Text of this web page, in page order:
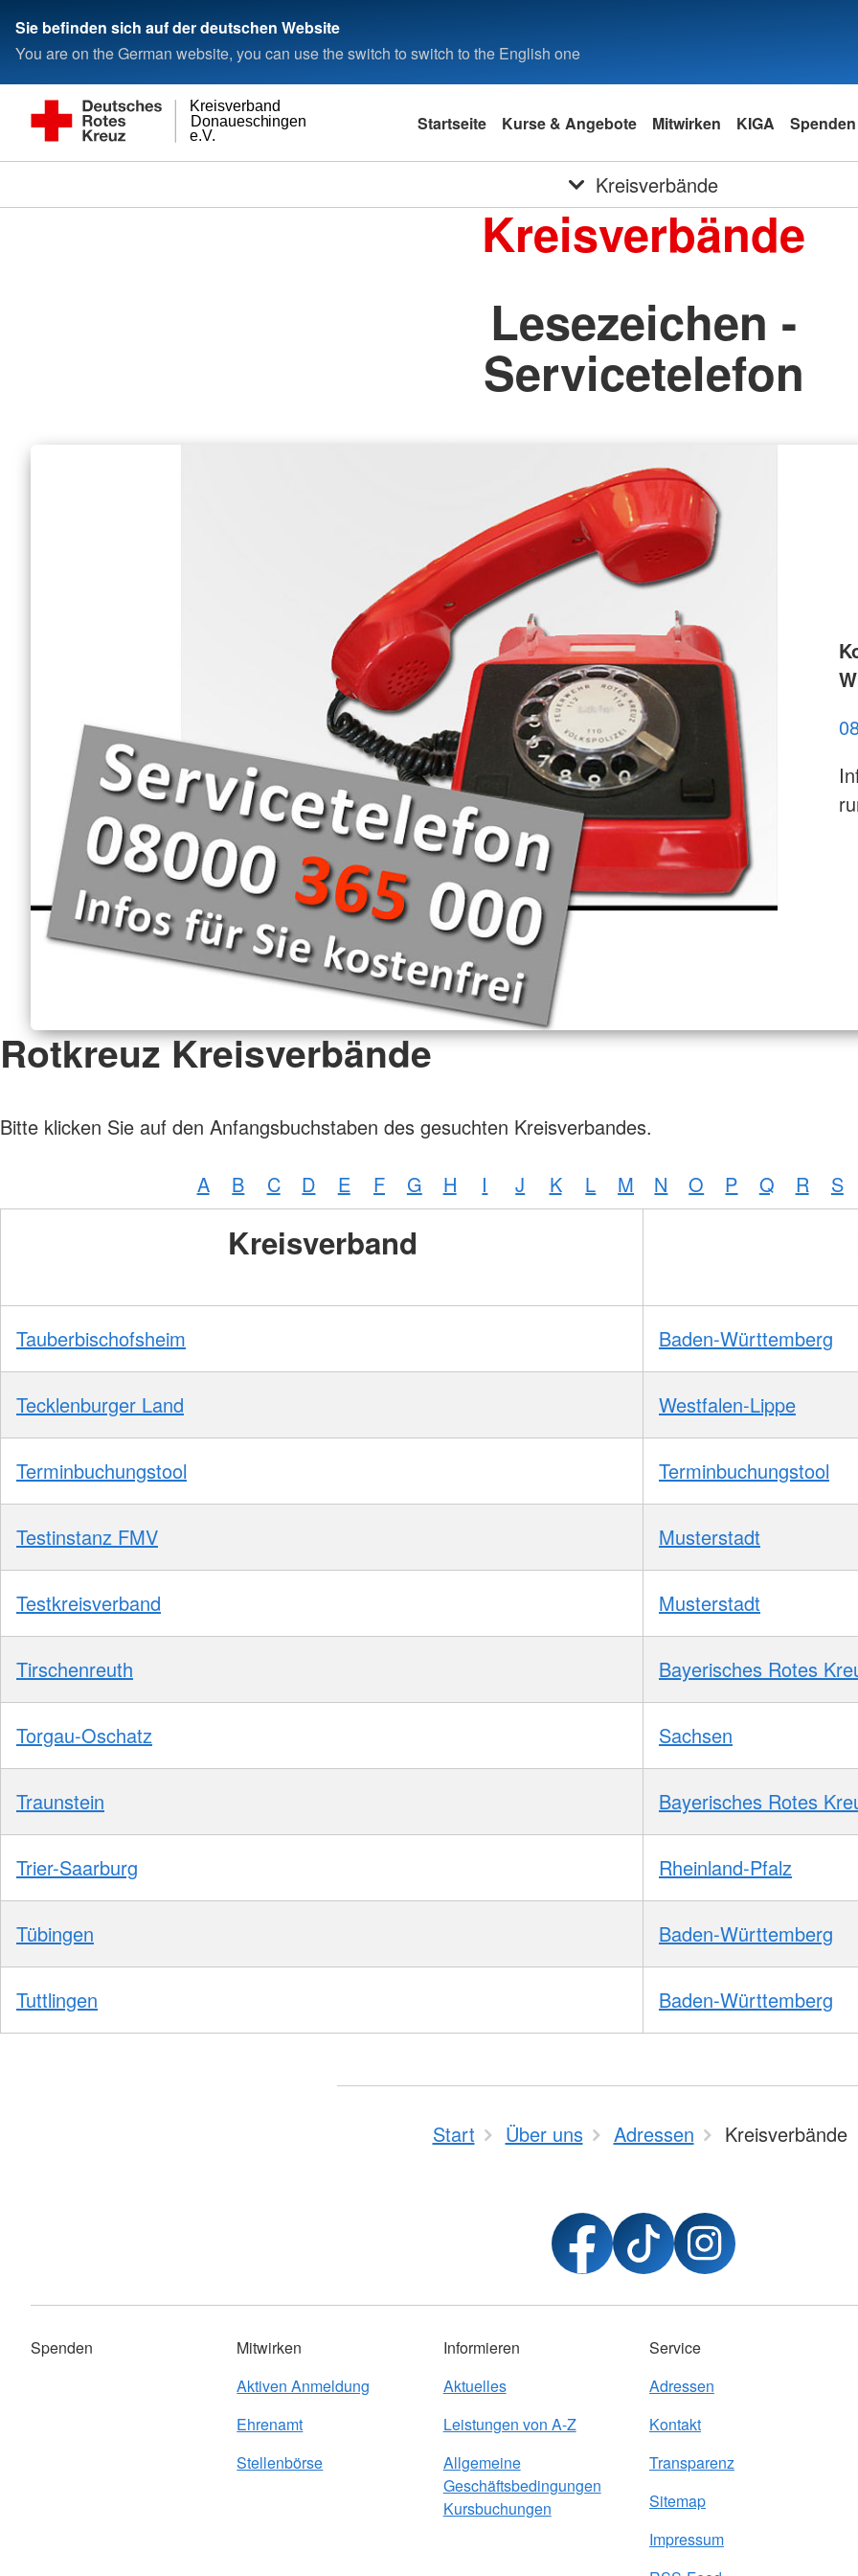
Sie befinden sich auf der deutschen Website
You are on the German website, you can use the switch to switch to the English one
e.V.
Donaueschingen
Kreisverband
Startseite Kurse & Angebote Mitwirken KIGA Spenden
Kreisverbände
Kreisverbände
Lesezeichen -
Servicetelefon
Rotkreuz Kreisverbände
Bitte klicken Sie auf den Anfangsbuchstaben des gesuchten Kreisverbandes.
A B C D E F G H I J K L M N O P Q R S
Kreisverband
Tauberbischofsheim Baden-Württemberg
Tecklenburger Land Westfalen-Lippe
Terminbuchungstool Terminbuchungstool
Testinstanz FMV Musterstadt
Testkreisverband Musterstadt
Tirschenreuth Bayerisches Rotes
Torgau-Oschatz Sachsen
Traunstein Bayerisches Rotes
Trier-Saarburg Rheinland-Pfalz
Tübingen Baden-Württemberg
Tuttlingen Baden-Württemberg
Start Über uns Adressen Kreisverbände
Spenden
Mitwirken
Aktiven Anmeldung
Ehrenamt
Stellenbörse
Informieren
Aktuelles
Leistungen von A-Z
Allgemeine
Geschäftsbedingungen
Kursbuchungen
Service
Adressen
Kontakt
Transparenz
Sitemap
Impressum